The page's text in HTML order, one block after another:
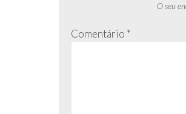
O seu
Comentário *